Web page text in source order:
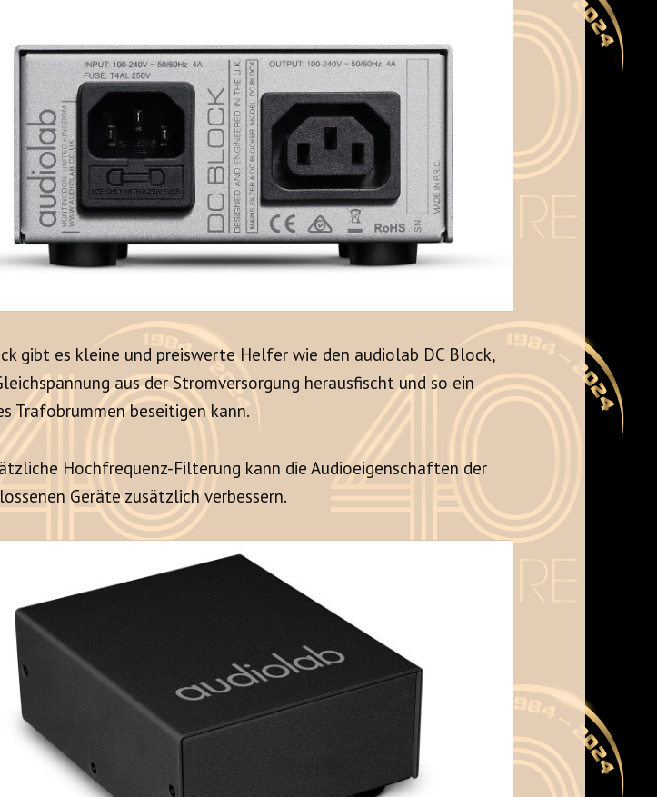
gibt es kleine und preiswerte Helfer wie den audiolab DC Block,
aus der Stromversorgung herausfischt und so ein
Trafobrummen beseitigen kann.
Hochfrequenz-Filterung kann die Audioeigenschaften der
Geräte zusätzlich verbessern.